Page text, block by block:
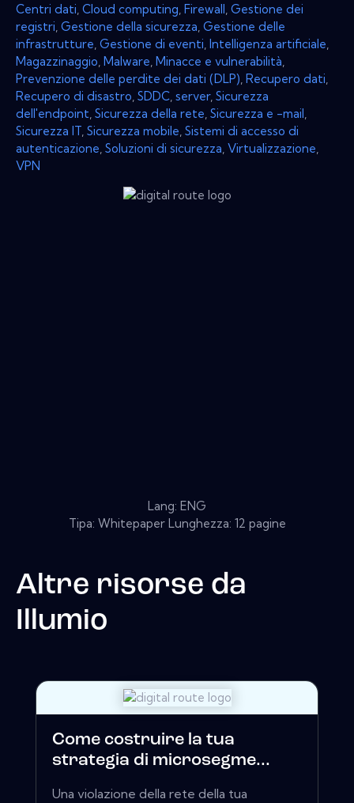
Centri dati Cloud computing Firewall Gestione dei
registri Gestione della sicurezza Gestione delle
infrastrutture Gestione di eventi Intelligenza artificiale
Magazzinaggio Malware Minacce e vulnerabilità
Prevenzione delle perdite dei dati (DLP) Recupero dati
Recupero di disastro SDDC server, Sicurezza
dell'endpoint Sicurezza della rete Sicurezza e -mail
Sicurezza IT Sicurezza mobile Sistemi di accesso di
autenticazione Soluzioni di sicurezza Virtualizzazione
VPN
Lang: ENG
Tipa: Whitepaper Lunghezza: 12 pagine
Altre risorse da
Illumio
Come costruire la tua
strategia di microsegme...
Una violazione della rete della tua